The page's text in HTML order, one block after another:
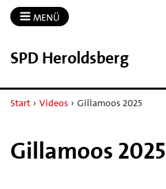
MENÜ
SPD Heroldsberg
Start › Videos › Gillamoos 2025
Gillamoos 2025